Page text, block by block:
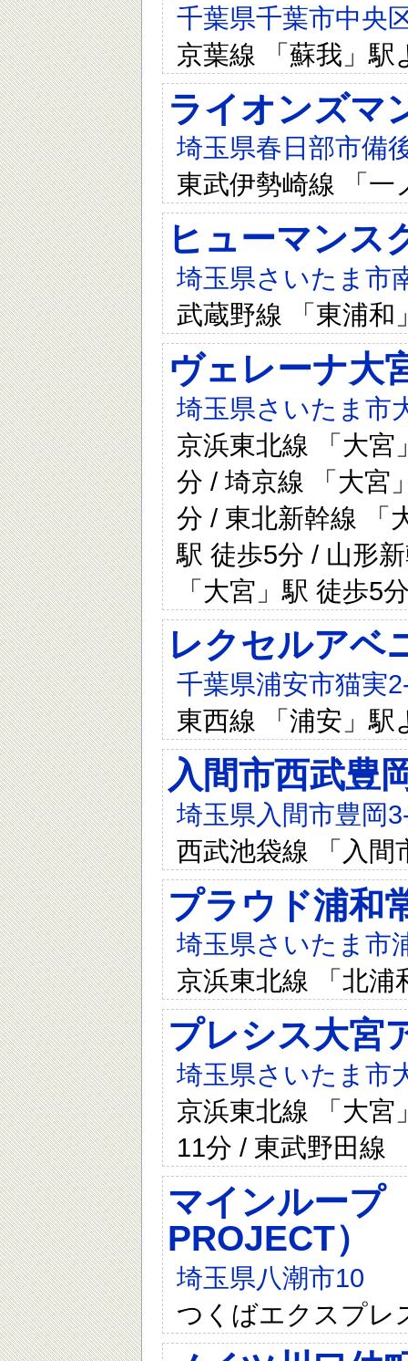
千葉県千葉市中央
京葉線 「蘇我」駅
ライオンズマ
埼玉県春日部市備
東武伊勢崎線 「一
ヒューマンス
埼玉県さいたま市
武蔵野線 「東浦和
ヴェレーナ大
埼玉県さいたま市
京浜東北線 「大宮
分 / 埼京線 「大宮
分 / 東北新幹線 「
駅 徒歩5分 / 山形
「大宮」駅 徒歩5
レクセルアベ
千葉県浦安市猫実
東西線 「浦安」駅
入間市西武豊
埼玉県入間市豊岡
西武池袋線 「入間
プラウド浦和
埼玉県さいたま市
京浜東北線 「北浦
プレシス大宮
埼玉県さいたま市
京浜東北線 「大宮
11分 / 東武野田線
マインルー
PROJECT）
埼玉県八潮市10
つくばエクスプレ